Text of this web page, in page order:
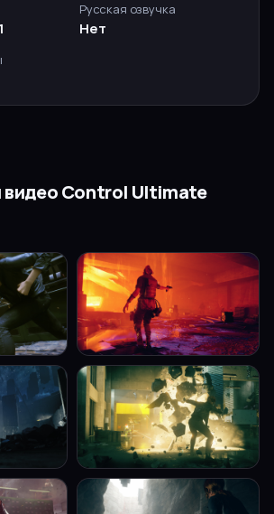
Русская озвучка
Нет
Control Ultimate